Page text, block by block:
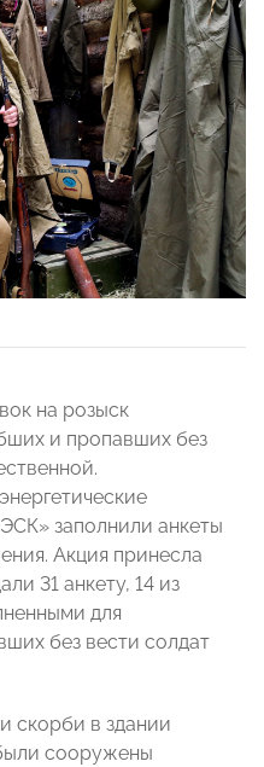
на розыск
и пропавших без
заполнили анкеты
Акция принесла
31 анкету, 14 из
для
без вести солдат
скорби в здании
сооружены